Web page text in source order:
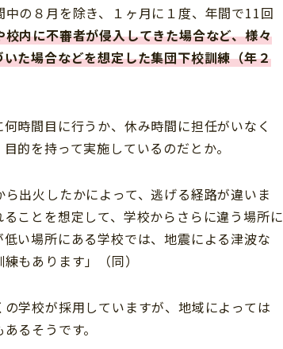
の８月を除き、１ヶ月に１度、年間で11回
内に不審者が侵入してきた場合など、様々
た場合などを想定した集団下校訓練（年２
時間目に行うか、休み時間に担任がいなく
的を持って実施しているのだとか。
出火したかによって、逃げる経路が違いま
ことを想定して、学校からさらに違う場所に
い場所にある学校では、地震による津波な
もあります」（同）
学校が採用していますが、地域によっては
るそうです。